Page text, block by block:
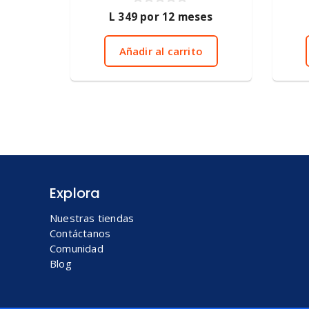
0
d
e
L 349por 12 meses
Añadir al carrito
Explora
Nuestras tiendas
Contáctanos
Comunidad
Blog